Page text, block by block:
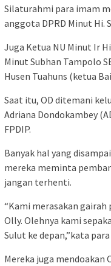
Silaturahmi para imam
anggota DPRD Minut Hi.
Juga Ketua NU Minut Ir Hi
Minut Subhan Tampolo
Husen Tuahuns (ketua
Saat itu, OD ditemani
Adriana Dondokambey
FPDIP.
Banyak hal yang
mereka meminta
jangan terhenti.
“Kami merasakan
Olly. Olehnya kami
Sulut ke depan,”kata
Mereka juga mendoakan